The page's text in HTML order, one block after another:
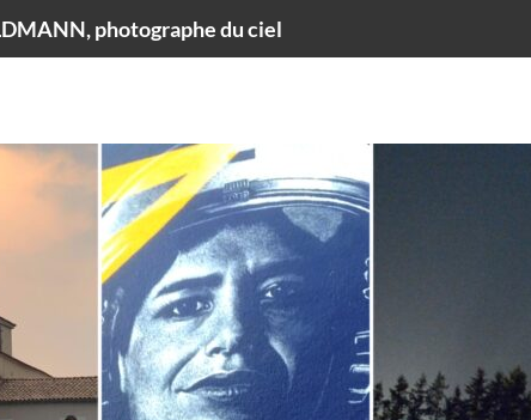
photographe du ciel